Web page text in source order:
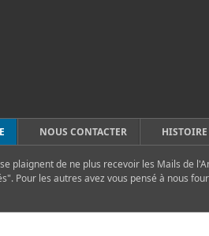
NOUS CONTACTER
plaignent de ne plus recevoir les Mails de
Pour les autres avez vous pensé à nous